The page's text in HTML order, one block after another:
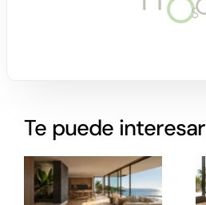
Te puede interesar